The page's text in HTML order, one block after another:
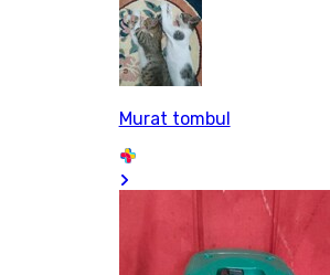
Murat tombul